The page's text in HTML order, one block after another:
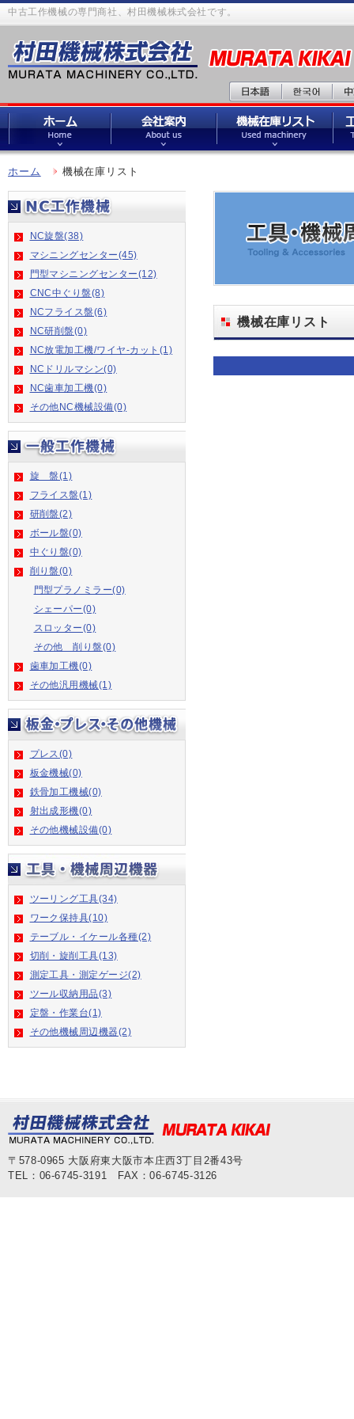
中古工作機械の専門商社、村田機械株式会社です。
ホーム 機械在庫リスト
NC旋盤(38)
マシニングセンター(45)
門型マシニングセンター(12)
CNC中ぐり盤(8)
NCフライス盤(6)
NC研削盤(0)
NC放電加工機/ワイヤ-カット(1)
NCドリルマシン(0)
NC歯車加工機(0)
その他NC機械設備(0)
旋 盤(1)
フライス盤(1)
研削盤(2)
ボール盤(0)
中ぐり盤(0)
削り盤(0)
門型プラノミラー(0)
シェーパー(0)
スロッター(0)
その他 削り盤(0)
歯車加工機(0)
その他汎用機械(1)
プレス(0)
板金機械(0)
鉄骨加工機械(0)
射出成形機(0)
その他機械設備(0)
ツーリング工具(34)
ワーク保持具(10)
テーブル・イケール各種(2)
切削・旋削工具(13)
測定工具・測定ゲージ(2)
ツール収納用品(3)
定盤・作業台(1)
その他機械周辺機器(2)
機械在庫リスト
〒578-0965 大阪府東大阪市本庄西3丁目2番43号
TEL：06-6745-3191 FAX：06-6745-3126